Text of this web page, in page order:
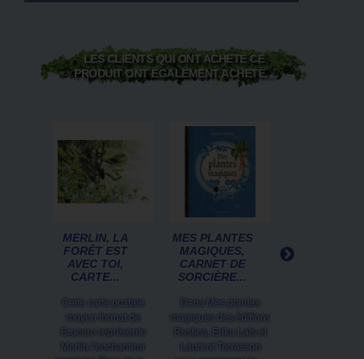
LES CLIENTS QUI ONT ACHETÉ CE
PRODUIT ONT ÉGALEMENT ACHETÉ...
MERLIN, LA
FORÊT EST
AVEC TOI,
CARTE...
Cette carte postale
moyen format de
Brucero représente
Merlin l'enchanteur
MES PLANTES
MAGIQUES,
CARNET DE
SORCIÈRE...
Dans Mes plantes
magiques des éditions
Rustica, Erika Laïs et
Laurent Terrasson
DÉCO
DE